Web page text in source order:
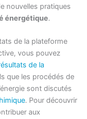
nouvelles pratiques
énergétique.
de la plateforme
vous pouvez
de la
que les procédés de
sont discutés
. Pour découvrir
aux